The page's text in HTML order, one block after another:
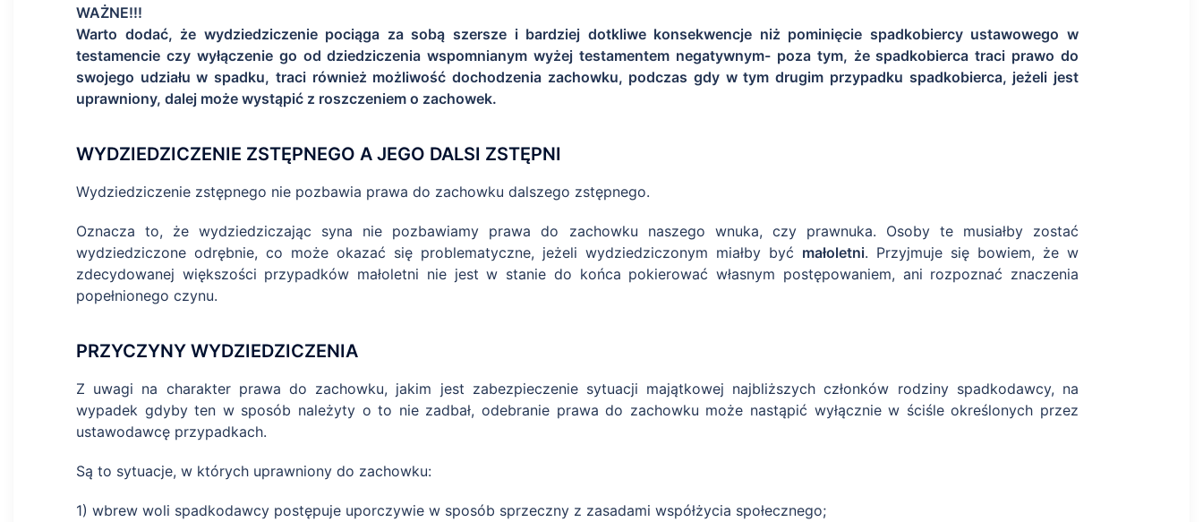
WAŻNE!!!
Warto dodać, że wydziedziczenie pociąga za sobą szersze i bardziej dotkliwe konsekwencje niż pominięcie spadkobiercy ustawowego w
testamencie czy wyłączenie go od dziedziczenia wspomnianym wyżej testamentem negatywnym- poza tym, że spadkobierca traci prawo do
swojego udziału w spadku, traci również możliwość dochodzenia zachowku, podczas gdy w tym drugim przypadku spadkobierca, jeżeli jest
uprawniony, dalej może wystąpić z roszczeniem o zachowek.
WYDZIEDZICZENIE ZSTĘPNEGO A JEGO DALSI ZSTĘPNI
Wydziedziczenie zstępnego nie pozbawia prawa do zachowku dalszego zstępnego.
Oznacza to, że wydziedziczając syna nie pozbawiamy prawa do zachowku naszego wnuka, czy prawnuka. Osoby te musiałby zostać
wydziedziczone odrębnie, co może okazać się problematyczne, jeżeli wydziedziczonym miałby być małoletni. Przyjmuje się bowiem, że w
zdecydowanej większości przypadków małoletni nie jest w stanie do końca pokierować własnym postępowaniem, ani rozpoznać znaczenia
popełnionego czynu.
PRZYCZYNY WYDZIEDZICZENIA
Z uwagi na charakter prawa do zachowku, jakim jest zabezpieczenie sytuacji majątkowej najbliższych członków rodziny spadkodawcy, na
wypadek gdyby ten w sposób należyty o to nie zadbał, odebranie prawa do zachowku może nastąpić wyłącznie w ściśle określonych przez
ustawodawcę przypadkach.
Są to sytuacje, w których uprawniony do zachowku:
1) wbrew woli spadkodawcy postępuje uporczywie w sposób sprzeczny z zasadami współżycia społecznego;